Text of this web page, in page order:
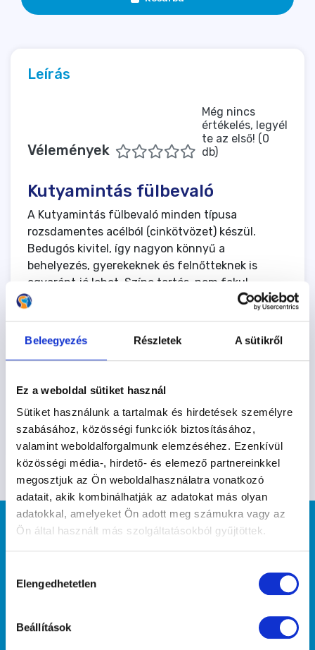
Beleegyezés Részletek A sütikről
Ez a weboldal sütiket használ
Sütiket használunk a tartalmak és hirdetések személyre
szabásához, közösségi funkciók biztosításához,
valamint weboldalforgalmunk elemzéséhez. Ezenkívül
közösségi média-, hirdető- és elemező partnereinkkel
megosztjuk az Ön weboldalhasználatra vonatkozó
adatait, akik kombinálhatják az adatokat más olyan
adatokkal, amelyeket Ön adott meg számukra vagy az
Ön által használt más szolgáltatásokból gyűjtöttek.
kiválasztása
Elengedhetetlen
Beállítások
Leírás
Vélemények
Még nincs
értékelés, legyél
te az első! (0
db)
Kutyamintás fülbevaló
A Kutyamintás fülbevaló minden típusa
rozsdamentes acélból (cinkötvözet) készül.
Bedugós kivitel, így nagyon könnyű a
behelyezés, gyerekeknek és felnőtteknek is
egyaránt jó lehet. Színe tartós, nem fakul.
Gazdiknak, kutyafanoknak kötelező darab.
0,5cm x 1cm
lássuk, ugyanúgy, midőn megismerni